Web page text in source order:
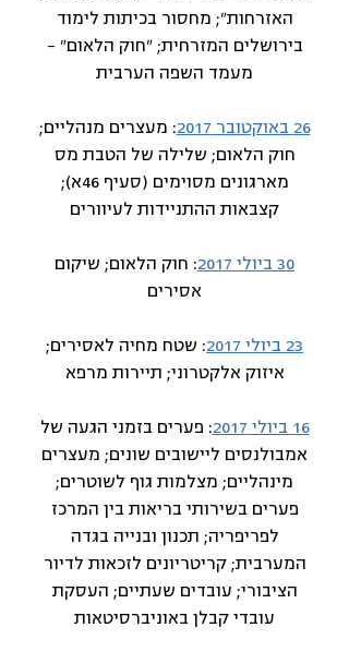
האזרחות"; מחסור בכיתות לימוד
בירושלים המזרחית; "חוק הלאום" –
מעמד השפה הערבית
26 באוקטובר 2017
: מעצרים מנהליים;
חוק הלאום; שלילה של הטבת מס
מארגונים מסוימים (סעיף 46א);
קצבאות ההתניידות לעיוורים
30 ביולי 2017
: חוק הלאום; שיקום
אסירים
23 ביולי 2017
: שטח מחיה לאסירים;
איזוק אלקטרוני; תיירות מרפא
16 ביולי 2017
: פערים בזמני הגעה של
אמבולנסים ליישובים שונים; מעצרים
מינהליים; מצלמות גוף לשוטרים;
פערים בשירותי בריאות בין המרכז
לפריפריה; תכנון ובנייה בגדה
המערבית; קריטריונים לזכאות לדיור
הציבורי; עובדים שעתיים; העסקת
עובדי קבלן באוניברסיטאות